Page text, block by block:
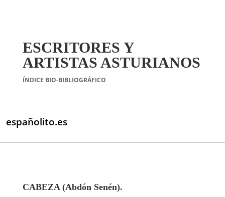
ESCRITORES Y
ARTISTAS ASTURIANOS
ÍNDICE BIO-BIBLIOGRÁFICO
españolito.es
CABEZA (Abdón Senén).